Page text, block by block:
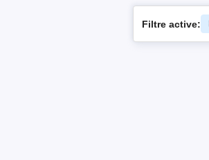
Filtre active: